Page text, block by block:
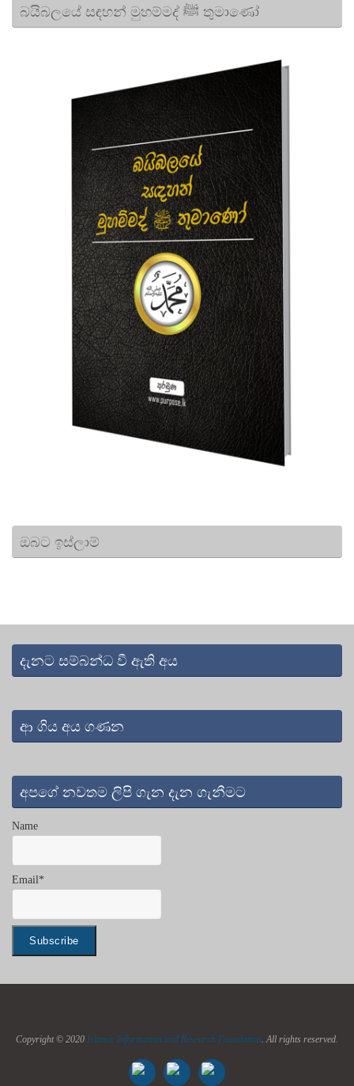
බයිබලයේ සඳහන් මුහම්මද් ﷺ තුමාණෝ
ඔබට ඉස්ලාම්
දැනට සම්බන්ධ වී ඇති අය
ආ ගිය අය ගණන
අපගේ නවතම ලිපි ගැන දැන ගැනීමට
Name
Email*
Copyright © 2020 Islamic Information and Research Foundation. All rights reserved.